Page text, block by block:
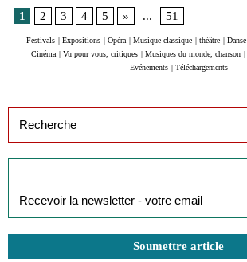
1
2 3 4 5 » ... 51
Festivals Expositions Opéra Musique classique théâtre Danse
Cinéma
Vu pour vous, critiques Musiques du monde, chanson
Evénements
Téléchargements
Soumettre article